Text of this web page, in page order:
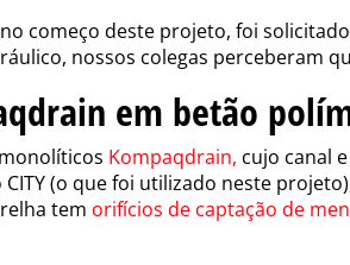
começo deste projeto, foi
nossos colegas perceberam
em betão
Kompaqdrain, cujo canal
(o quefoi utilizado neste
tem orifícios de captação de